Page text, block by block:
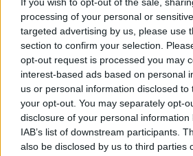
processing of your personal or
targeted advertising by us, please use
section to confirm your selection.
opt-out request is processed you may
interest-based ads based on personal
us or personal information disclosed
your opt-out. You may separately opt-
disclosure of your personal
IAB’s list of downstream participants.
also be disclosed by us to third parties
Τώρα παίζει δεύτερο συνεχόμενο
τη Zhejiang την Παρασκευή. Είναι
σκοράρει και να καταφέρει να
είναι κάτι ιδιαίτερο, αλλά ειδικά
ανοίγει τα ματς, σκοράρει με
καλύτεροι παίκτες της είναι οι
παράδοση μεταξύ τους δείχνει ότι
συγκεκριμένη αντίπαλο.Το